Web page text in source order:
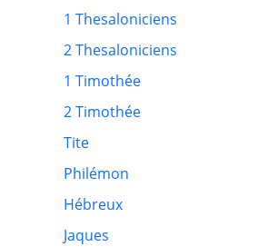
1 Thesaloniciens
2 Thesaloniciens
1 Timothée
2 Timothée
Tite
Philémon
Hébreux
Jaques